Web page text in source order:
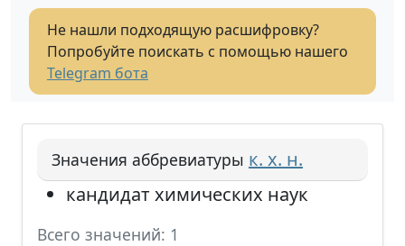
Не нашли подходящую расшифровку?
Попробуйте поискать с помощью нашего
Telegram бота
Значения аббревиатуры к. х. н.
кандидат химических наук
Всего значений: 1